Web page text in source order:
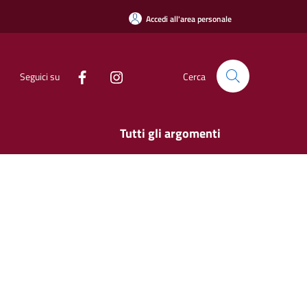
Accedi all'area personale
Seguici su Cerca
Tutti gli argomenti